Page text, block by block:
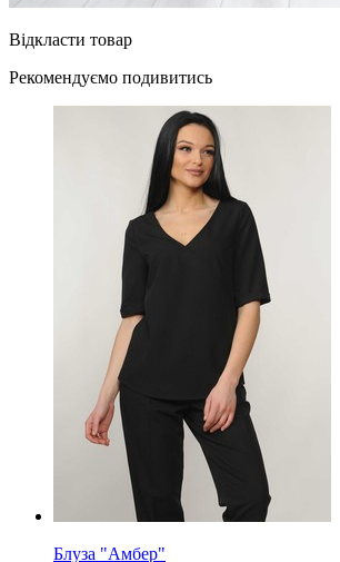
Відкласти товар
Рекомендуємо подивитись
Блуза "Амбер"